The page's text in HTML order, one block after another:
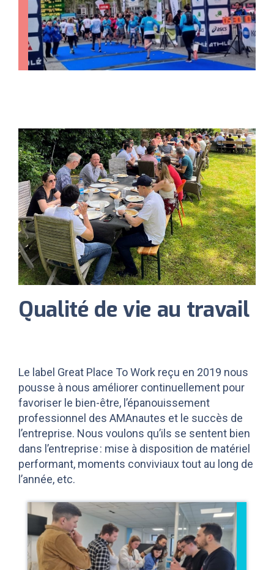
Qualité de vie au travail
Le label Great Place To Work reçu en 2019 nous
pousse à nous améliorer continuellement pour
favoriser le bien-être, l’épanouissement
professionnel des AMAnautes et le succès de
l’entreprise. Nous voulons qu’ils se sentent bien
dans l’entreprise : mise à disposition de matériel
performant, moments conviviaux tout au long de
l’année, etc.